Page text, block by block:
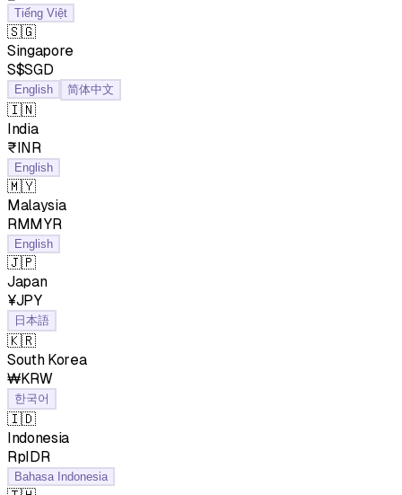
Tiếng Việt
🇸🇬
Singapore
S$SGD
English 简体中文
🇮🇳
India
₹INR
English
🇲🇾
Malaysia
RMMYR
English
🇯🇵
Japan
¥JPY
日本語
🇰🇷
South Korea
₩KRW
한국어
🇮🇩
Indonesia
RpIDR
Bahasa Indonesia